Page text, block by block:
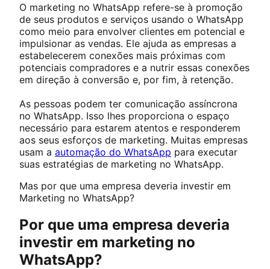
O marketing no WhatsApp refere-se à promoção
de seus produtos e serviços usando o WhatsApp
como meio para envolver clientes em potencial e
impulsionar as vendas. Ele ajuda as empresas a
estabelecerem conexões mais próximas com
potenciais compradores e a nutrir essas conexões
em direção à conversão e, por fim, à retenção.
As pessoas podem ter comunicação assíncrona
no WhatsApp. Isso lhes proporciona o espaço
necessário para estarem atentos e responderem
aos seus esforços de marketing. Muitas empresas
usam a automação do WhatsApp para executar
suas estratégias de marketing no WhatsApp.
Mas por que uma empresa deveria investir em
Marketing no WhatsApp?
Por que uma empresa deveria
investir em marketing no
WhatsApp?